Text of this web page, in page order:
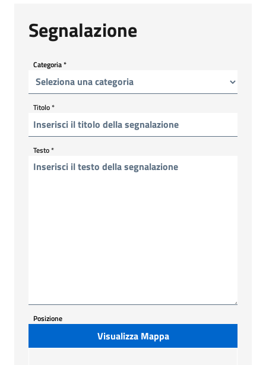
Segnalazione
Categoria*
Titolo*
Testo*
Posizione
Visualizza Mappa